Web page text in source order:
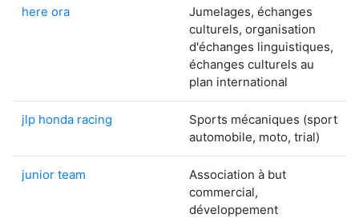
here ora
Jumelages, échanges
culturels, organisation
d'échanges linguistiques,
échanges culturels au
plan international
jlp honda racing
Sports mécaniques (sport
automobile, moto, trial)
junior team
Association à but
commercial,
développement